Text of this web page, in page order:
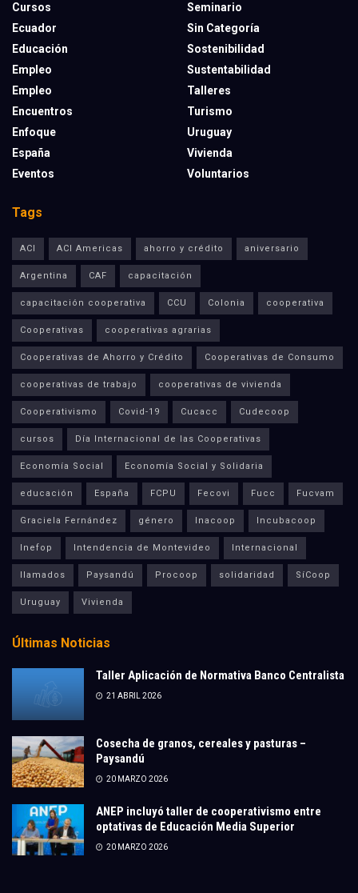
Cursos
Ecuador
Educación
Empleo
Empleo
Encuentros
Enfoque
España
Eventos
Seminario
Sin Categoría
Sostenibilidad
Sustentabilidad
Talleres
Turismo
Uruguay
Vivienda
Voluntarios
Tags
ACI ACI Americas ahorro y crédito aniversario
Argentina CAF capacitación
capacitación cooperativa CCU Colonia cooperativa
Cooperativas cooperativas agrarias
Cooperativas de Ahorro y Crédito Cooperativas de Consumo
cooperativas de trabajo cooperativas de vivienda
Cooperativismo Covid-19 Cucacc Cudecoop
cursos Día Internacional de las Cooperativas
Economía Social Economía Social y Solidaria
educación España FCPU Fecovi Fucc Fucvam
Graciela Fernández género Inacoop Incubacoop
Inefop Intendencia de Montevideo Internacional
llamados Paysandú Procoop solidaridad SíCoop
Uruguay Vivienda
Últimas Noticias
Taller Aplicación de Normativa Banco Centralista
21 ABRIL 2026
Cosecha de granos, cereales y pasturas –
Paysandú
20 MARZO 2026
ANEP incluyó taller de cooperativismo entre
optativas de Educación Media Superior
20 MARZO 2026